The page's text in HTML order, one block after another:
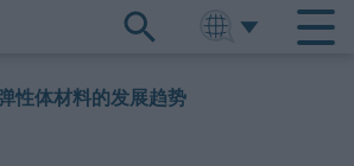
中文
性体材料的发展趋势